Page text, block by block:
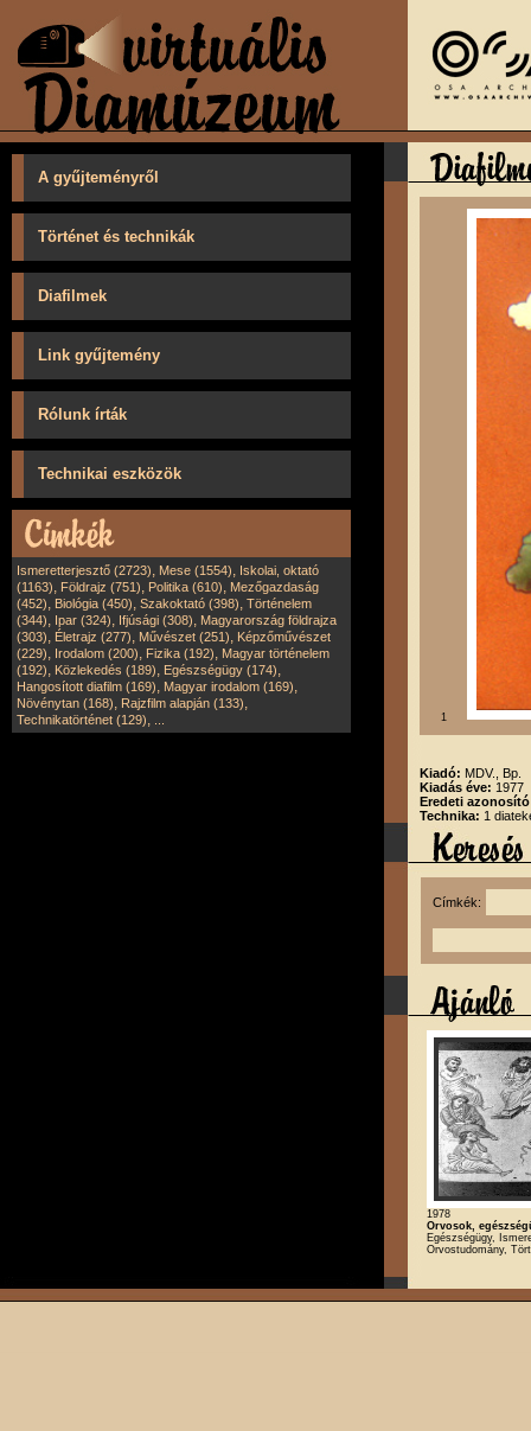
A gyűjteményről
Történet és technikák
Diafilmek
Link gyűjtemény
Rólunk írták
Technikai eszközök
Ismeretterjesztő (2723), Mese (1554), Iskolai, oktató
(1163), Földrajz (751), Politika (610), Mezőgazdaság
(452), Biológia (450), Szakoktató (398), Történelem
(344), Ipar (324), Ifjúsági (308), Magyarország földrajza
(303), Életrajz (277), Művészet (251), Képzőművészet
(229), Irodalom (200), Fizika (192), Magyar történelem
(192), Közlekedés (189), Egészségügy (174),
Hangosított diafilm (169), Magyar irodalom (169),
Növénytan (168), Rajzfilm alapján (133),
Technikatörténet (129), 1
Kiadó: MDV., Bp.
Kiadás éve: 1977
Eredeti
Technika: 1
Címkék:
1978
Orvosok,
Egészségügy,
Orvostudomány,